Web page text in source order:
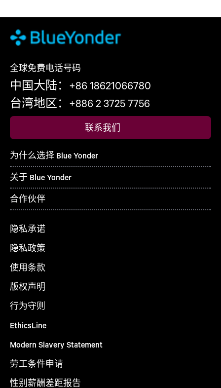
全球免费电话号码
中国大陆：+86 18621066780
台湾地区：+886 2 3725 7756
联系我们
为什么选择 Blue Yonder
关于 Blue Yonder
合作伙伴
隐私承诺
隐私政策
使用条款
版权声明
行为守则
EthicsLine
Modern Slavery Statement
劳工条件申请
性别薪酬差距报告